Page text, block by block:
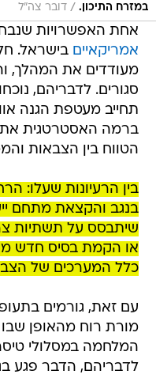
במזרח התיכון. / דובר צה"ל
אחת האפשרויות
אמריקאיים בישראל.
מעודדים את המהלך,
סגורים. לדבריהם,
תחייב מעטפת הגנה
ברמה האסטרטגית
הטווח בין הצבאות
בין הרעיונות שעלו:
בנגב והקצאת מתחם
שיתבסס על תשתיות
או הקמת בסיס חדש
כלל המערכים של
עם זאת, גורמים
מורת רוח מהאופן
המלחמה במסלולי
לדבריהם, הדבר פגע